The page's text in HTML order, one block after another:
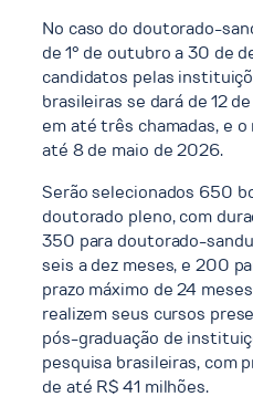
No caso do doutorado-
de 1° de outubro a 30 de
candidatos pelas
brasileiras se dará de 12
em até três chamadas, e
até 8 de maio de 2026.
Serão selecionados 650
doutorado pleno, com
350 para doutorado-
seis a dez meses, e 200
prazo máximo de 24
realizem seus cursos
pós-graduação de
pesquisa brasileiras, com
de até R$ 41 milhões.